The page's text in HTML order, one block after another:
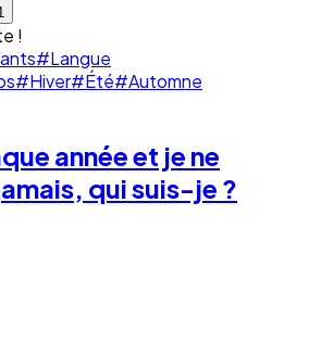
!
#Langue
#Hiver#Été#Automne
année et je ne
qui suis-je ?